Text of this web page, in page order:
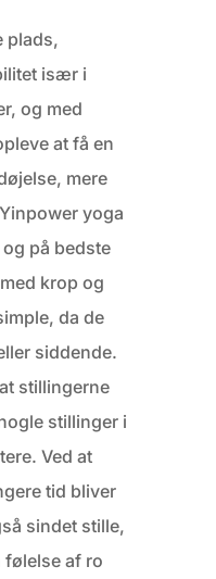
plads,
især i
og med
at få en
mere
yoga
på bedste
krop og
da de
siddende.
stillingerne
stillinger i
Ved at
tid bliver
sindet stille,
følelse af ro